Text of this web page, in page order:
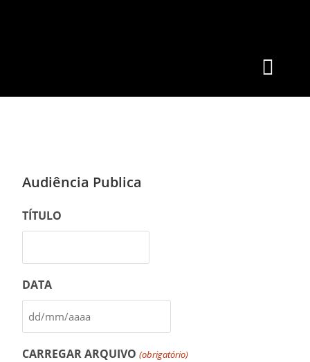
Audiência Publica
TÍTULO
DATA
CARREGAR ARQUIVO (obrigatório)